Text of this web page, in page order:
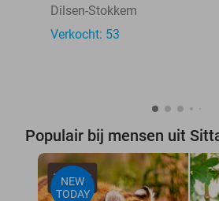
Dilsen-Stokkem
Verkocht: 53
Populair bij mensen uit
NEW
TODAY